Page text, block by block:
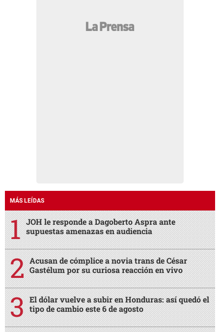
MÁS LEÍDAS
JOH le responde a Dagoberto Aspra ante
supuestas amenazas en audiencia
Acusan de cómplice a novia trans de César
Gastélum por su curiosa reacción en vivo
El dólar vuelve a subir en Honduras: así quedó el
tipo de cambio este 6 de agosto